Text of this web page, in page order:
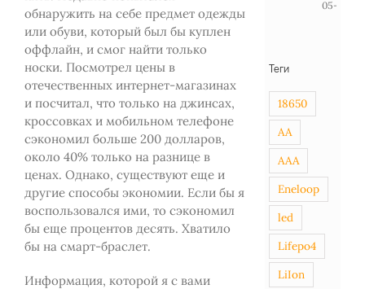
обнаружить на себе предмет одежды
или обуви, который был бы куплен
оффлайн, и смог найти только
носки. Посмотрел цены в
отечественных интернет-магазинах
и посчитал, что только на джинсах,
кроссовках и мобильном телефоне
сэкономил больше 200 долларов,
около 40% только на разнице в
ценах. Однако, существуют еще и
другие способы экономии. Если бы я
воспользовался ими, то сэкономил
бы еще процентов десять. Хватило
бы на смарт-браслет.
Информация, которой я с вами
05-01-
Теги
18650
AA
AAA
Eneloop
led
Lifepo4
LiIon